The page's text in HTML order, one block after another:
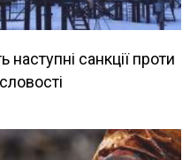
санкції проти